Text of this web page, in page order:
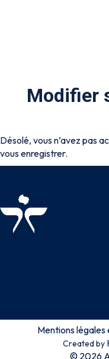
Modifier
Désolé, vous n’avez pas
vous enregistrer.
Mentions
Created by
© 2026